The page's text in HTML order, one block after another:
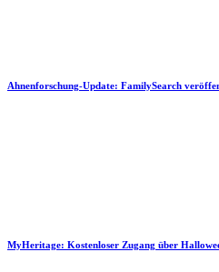
Ahnenforschung-Update: FamilySearch
MyHeritage: Kostenloser Zugang über